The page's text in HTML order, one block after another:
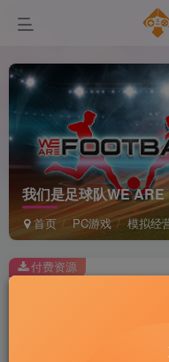
我们是足球队WE
首页 PC游戏 模拟经
此内容为付费资源，请付费
付费资源